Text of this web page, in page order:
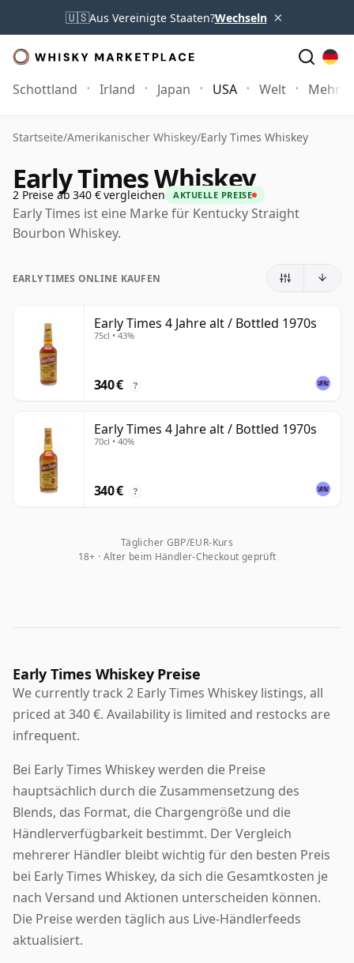
🇺🇸Aus Vereinigte Staaten?Wechseln ×
Schottland Irland Japan USA Welt Mehr
Startseite/Amerikanischer Whiskey/Early Times Whiskey
Early Times Whiskey
2 Preise ab 340 € vergleichen AKTUELLE PREISE
Early Times ist eine Marke für Kentucky Straight
Bourbon Whiskey.
EARLY TIMES ONLINE KAUFEN
Early Times 4 Jahre alt / Bottled 1970s
75cl • 43%
340 € ?
Early Times 4 Jahre alt / Bottled 1970s
70cl • 40%
340 € ?
Täglicher GBP/EUR-Kurs
18+ · Alter beim Händler-Checkout geprüft
Early Times Whiskey Preise
We currently track 2 Early Times Whiskey listings, all
priced at 340 €. Availability is limited and restocks are
infrequent.
Bei Early Times Whiskey werden die Preise
hauptsächlich durch die Zusammensetzung des
Blends, das Format, die Chargengröße und die
Händlerverfügbarkeit bestimmt. Der Vergleich
mehrerer Händler bleibt wichtig für den besten Preis
bei Early Times Whiskey, da sich die Gesamtkosten je
nach Versand und Aktionen unterscheiden können.
Die Preise werden täglich aus Live-Händlerfeeds
aktualisiert.